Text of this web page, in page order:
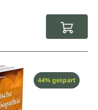
Rabatt
44% gespart